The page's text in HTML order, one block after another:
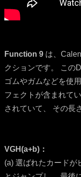
Function 9 は、
クションです。 この
ゴムやガムなどを使
フェクトが含まれて
されていて、 その長
VGH(a+b)：
(a) 選ばれたカードが